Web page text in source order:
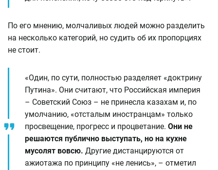
По его мнению, молчаливых людей можно разделить
на несколько категорий, но судить об их пропорциях
не стоит.
«Один, по сути, полностью разделяет «доктрину
Путина». Они считают, что Российская империя
– Советский Союз – не принесла казахам и, по
умолчанию, «отсталым иностранцам» только
просвещение, прогресс и процветание. Они не
решаются публично выступать, но на кухне
мусолят вовсю. Другие дистанцируются от
ажиотажа по принципу «не ленись», – отметил